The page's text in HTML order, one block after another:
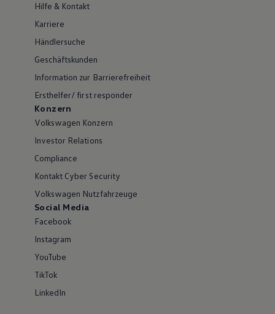
Hilfe & Kontakt
Karriere
Händlersuche
Geschäftskunden
Information zur Barrierefreiheit
Ersthelfer/ first responder
Konzern
Volkswagen Konzern
Investor Relations
Compliance
Kontakt Cyber Security
Volkswagen Nutzfahrzeuge
Social Media
Facebook
Instagram
YouTube
TikTok
LinkedIn